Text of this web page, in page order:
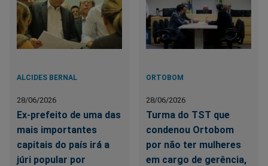
ALCIDES BERNAL
28/06/2026
Ex-prefeito de uma das
mais importantes
capitais do país irá a
júri popular por
ORTOBOM
28/06/2026
Turma do TST que
condenou Ortobom
por não ter mulheres
em cargo de gerência,